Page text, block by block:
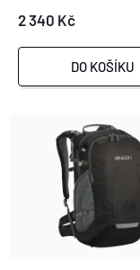
P
R
S
2 340 Kč
DO KOŠÍKU